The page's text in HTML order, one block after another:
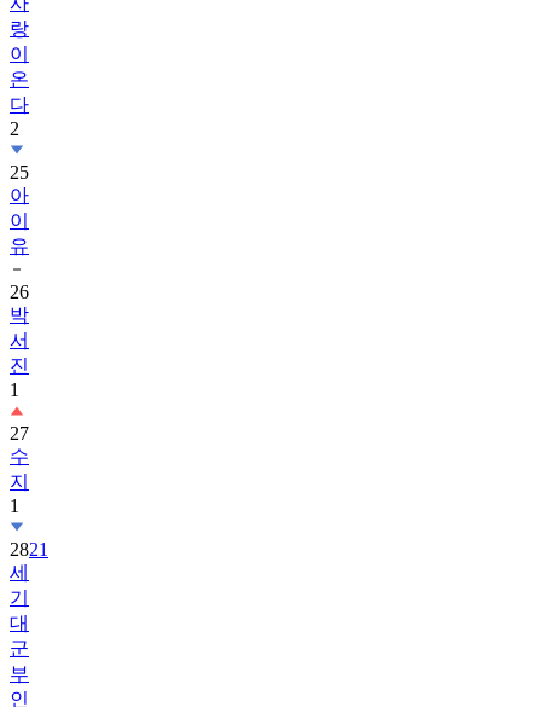
랑
이
온
다
2
25
아
이
유
26
박
서
진
1
27
수
지
1
2821
세
기
대
군
부
인